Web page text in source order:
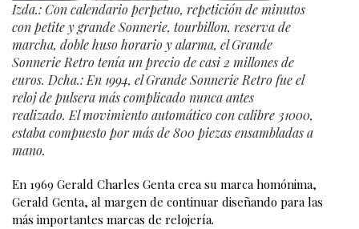
Izda.: Con calendario perpetuo, repetición de minutos
con petite y grande Sonnerie, tourbillon, reserva de
marcha, doble huso horario y alarma, el Grande
Sonnerie Retro tenía un precio de casi 2 millones de
euros. Dcha.: En 1994, el Grande Sonnerie Retro fue el
reloj de pulsera más complicado nunca antes
realizado. El movimiento automático con calibre 31000,
estaba compuesto por más de 800 piezas ensambladas a
mano.
En 1969 Gerald Charles Genta crea su marca homónima,
Gerald Genta, al margen de continuar diseñando para las
más importantes marcas de relojería.